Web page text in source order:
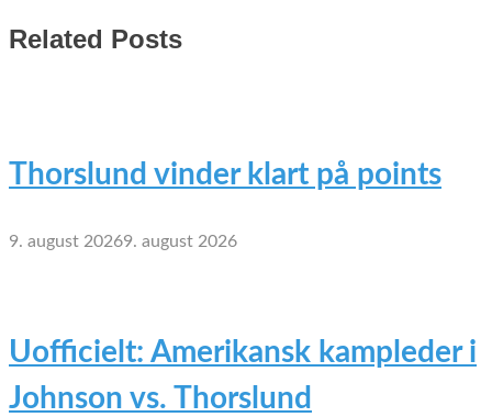
Related Posts
Thorslund vinder klart på points
9. august 20269. august 2026
Uofficielt: Amerikansk kampleder i
Johnson vs. Thorslund